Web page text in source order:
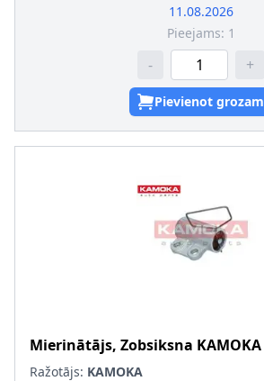
11.08.2026
Pieejams: 1
- +
Pievienot grozam
Mierinātājs, Zobsiksna KAMOKA
Ražotājs: KAMOKA